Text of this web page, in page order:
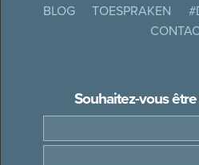
BLOG
TOESPRAKEN
Souhaitez-vous